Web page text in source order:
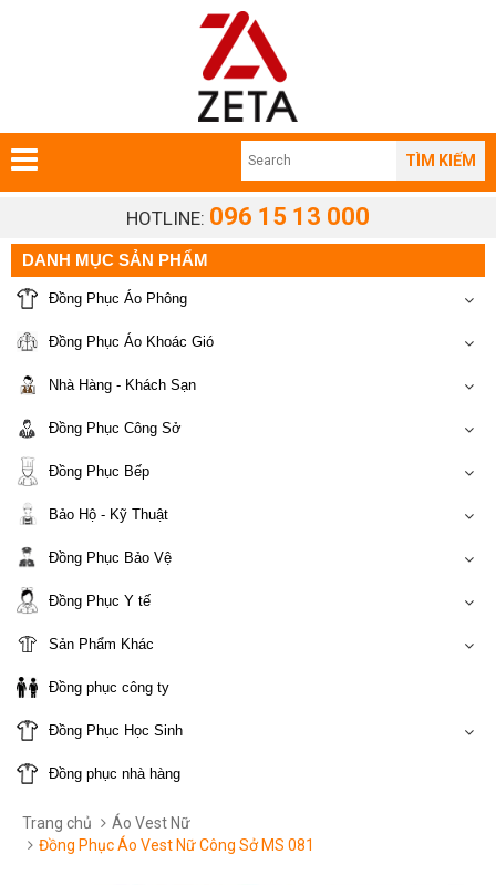
TÌM KIẾM
HOTLINE: 096 15 13 000
DANH MỤC SẢN PHẨM
Đồng Phục Áo Phông
Đồng Phục Áo Khoác Gió
Nhà Hàng - Khách Sạn
Đồng Phục Công Sở
Đồng Phục Bếp
Bảo Hộ - Kỹ Thuật
Đồng Phục Bảo Vệ
Đồng Phục Y tế
Sản Phẩm Khác
Đồng phục công ty
Đồng Phục Học Sinh
Đồng phục nhà hàng
Trang chủ
Áo Vest Nữ
Đồng Phục Áo Vest Nữ Công Sở MS 081